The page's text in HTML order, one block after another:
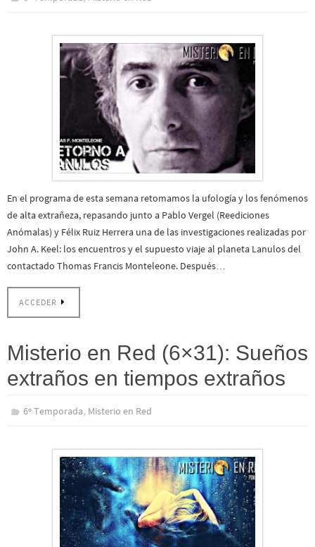
En el programa de esta semana retomamos la ufología y los fenómenos
de alta extrañeza, repasando junto a Pablo Vergel (Reediciones
Anómalas) y Félix Ruiz Herrera una de las investigaciones realizadas por
John A. Keel: los encuentros y el supuesto viaje al planeta Lanulos del
contactado Thomas Francis Monteleone. Después…
ACCEDER
Misterio en Red (6×31): Sueños
extraños en tiempos extraños
6º Temporada, Misterio en Red